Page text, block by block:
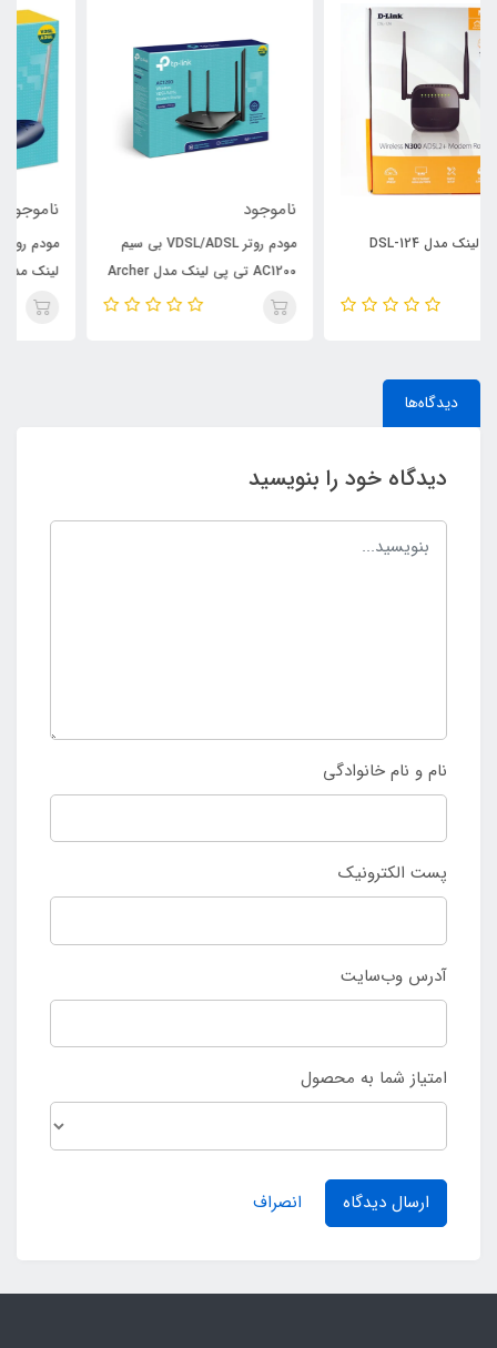
مودم روتر VDSL/ADSL بی سیم
AC1200 تی پی لینک مدل Archer
VR300.
مودم روتر VDSL/ADSL تی پی-
لینک مدل TD-W9960
دیدگاه‌ها
دیدگاه خود را بنویسید
نام و نام خانوادگی
پست الکترونیک
آدرس وب‌سایت
امتیاز شما به محصول
ارسال دیدگاه انصراف